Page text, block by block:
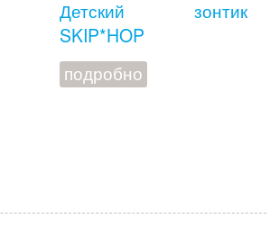
Детский зонтик
SKIP*HOP
подробно